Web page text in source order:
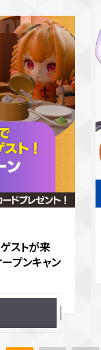
ストが来
プンキャン